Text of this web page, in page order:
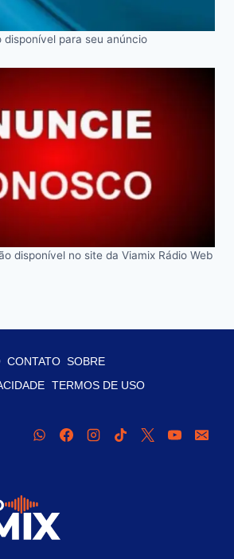
disponível para seu anúncio
disponível no site da Viamix Rádio Web
CONTATO SOBRE
TERMOS DE USO